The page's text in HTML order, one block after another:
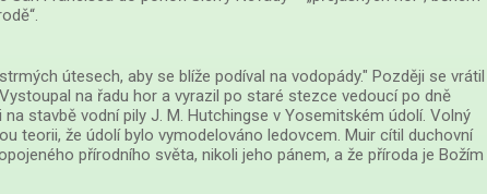
útesech, aby se blíže podíval na vodopády." Později se vrátil
na řadu hor a vyrazil po staré stezce vedoucí po dně
stavbě vodní pily J. M. Hutchingse v Yosemitském údolí. Volný
teorii, že údolí bylo vymodelováno ledovcem. Muir cítil duchovní
přírodního světa, nikoli jeho pánem, a že příroda je Božím